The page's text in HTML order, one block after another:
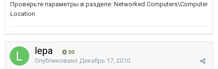
Проверьте параметры в разделе: Networked Computers\Computer
Location
lepa 30
Опубликовано Декабрь 17, 2010